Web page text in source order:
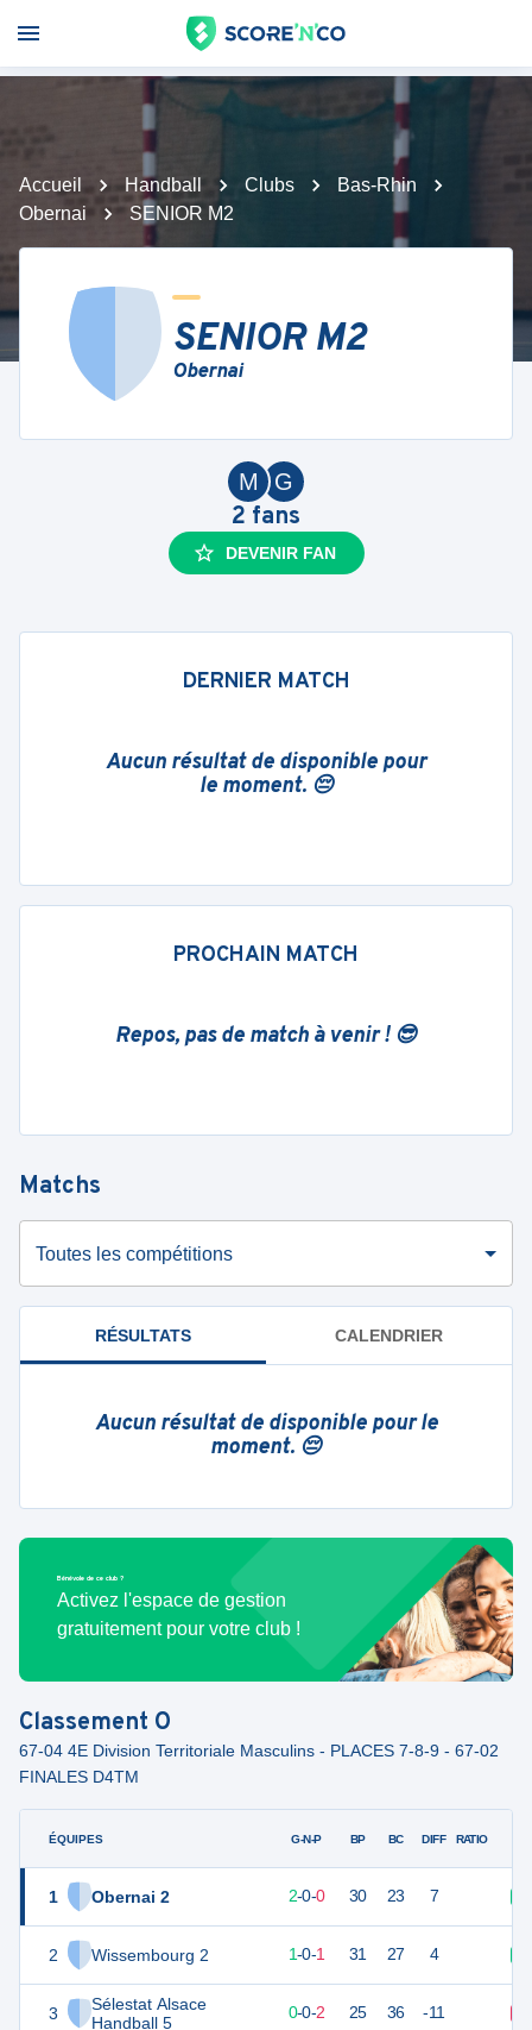
Accueil Handball Clubs
Bas-Rhin
Obernai
SENIOR M2
SENIOR M2
Obernai
G
M
2 fans
DEVENIR FAN
DERNIER MATCH
Aucun résultat de disponible pour
le moment. 😔
PROCHAIN MATCH
Repos, pas de match à venir ! 😎
Matchs
Toutes les compétitions
RÉSULTATS CALENDRIER
Aucun résultat de disponible pour le
moment. 😔
Bénévole de ce club ?
Activez l'espace de gestion
gratuitement pour votre club !
Classement O
67-04 4E Division Territoriale Masculins - PLACES 7-8-9 - 67-02
FINALES D4TM
ÉQUIPES
1 Obernai 2
2 Wissembourg 2
3
Sélestat Alsace
Handball 5
G-N-P BP BC DIFF RATIO
2-0-0 30 23 7
1-0-1 31 27 4
0-0-2 25 36 -11